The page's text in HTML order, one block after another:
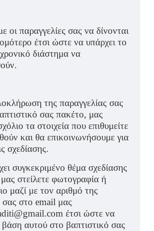
οι παραγγελίες σας να δίνονται
έτσι ώστε να υπάρχει το
διάστημα να
της παραγγελίας σας
σας πακέτο, μας
τα στοιχεία που επιθυμείτε
και θα επικοινωνήσουμε για
σχεδίασης.
συγκεκριμένο θέμα σχεδίασης
στείλετε φωτογραφία ή
μαζί με τον αριθμό της
σας στο email μας
έτσι ώστε να
αυτού στο βαπτιστικό σας